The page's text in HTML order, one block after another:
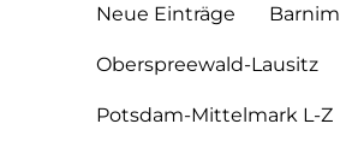
Neue Einträge Barnim
Oberspreewald-Lausitz
Potsdam-Mittelmark L-Z